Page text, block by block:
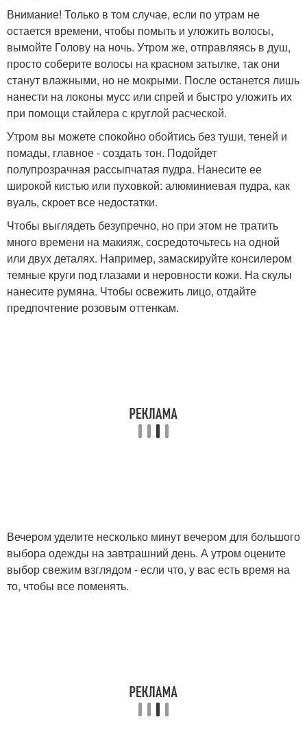
Внимание! Только в том случае, если по утрам не
остается времени, чтобы помыть и уложить волосы,
вымойте Голову на ночь. Утром же, отправляясь в душ,
просто соберите волосы на красном затылке, так они
станут влажными, но не мокрыми. После останется лишь
нанести на локоны мусс или спрей и быстро уложить их
при помощи стайлера с круглой расческой.
Утром вы можете спокойно обойтись без туши, теней и
помады, главное - создать тон. Подойдет
полупрозрачная рассыпчатая пудра. Нанесите ее
широкой кистью или пуховкой: алюминиевая пудра, как
вуаль, скроет все недостатки.
Чтобы выглядеть безупречно, но при этом не тратить
много времени на макияж, сосредоточьтесь на одной
или двух деталях. Например, замаскируйте консилером
темные круги под глазами и неровности кожи. На скулы
нанесите румяна. Чтобы освежить лицо, отдайте
предпочтение розовым оттенкам.
Вечером уделите несколько минут вечером для большого
выбора одежды на завтрашний день. А утром оцените
выбор свежим взглядом - если что, у вас есть время на
то, чтобы все поменять.